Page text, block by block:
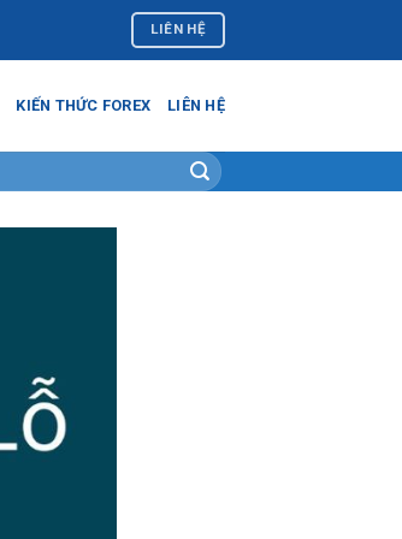
LIÊN HỆ
KIẾN THỨC FOREX LIÊN HỆ